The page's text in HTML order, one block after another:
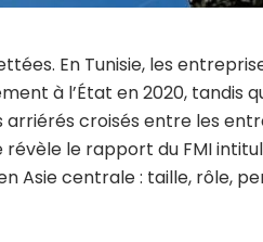
En Tunisie, les
à l’État en 2020, tandis
arriérés croisés entre les
révèle le rapport du FMI
Asie centrale : taille, rôle,